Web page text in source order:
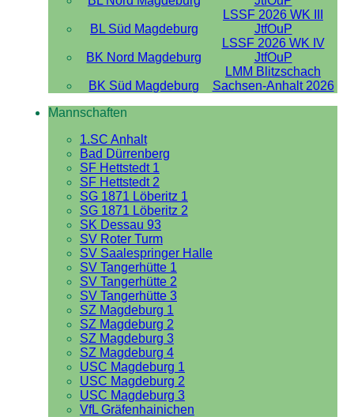
BL Süd Magdeburg
LSSF 2026 WK III
JtfOuP
BK Nord Magdeburg
LSSF 2026 WK IV
JtfOuP
BK Süd Magdeburg
LMM Blitzschach
Sachsen-Anhalt 2026
Mannschaften
1.SC Anhalt
Bad Dürrenberg
SF Hettstedt 1
SF Hettstedt 2
SG 1871 Löberitz 1
SG 1871 Löberitz 2
SK Dessau 93
SV Roter Turm
SV Saalespringer Halle
SV Tangerhütte 1
SV Tangerhütte 2
SV Tangerhütte 3
SZ Magdeburg 1
SZ Magdeburg 2
SZ Magdeburg 3
SZ Magdeburg 4
USC Magdeburg 1
USC Magdeburg 2
USC Magdeburg 3
VfL Gräfenhainichen